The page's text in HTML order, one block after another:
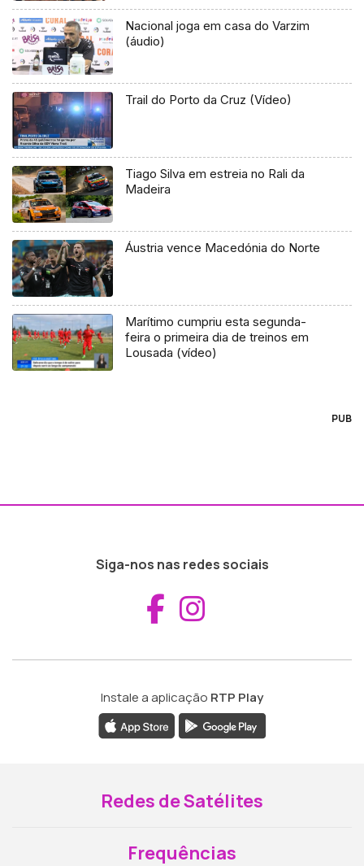
Nacional joga em casa do Varzim
(áudio)
Trail do Porto da Cruz (Vídeo)
Tiago Silva em estreia no Rali da
Madeira
Áustria vence Macedónia do Norte
Marítimo cumpriu esta segunda-
feira o primeira dia de treinos em
Lousada (vídeo)
PUB
Siga-nos nas redes sociais
Aceder ao
Instale a aplicação RTP Play
Redes de Satélites
Frequências